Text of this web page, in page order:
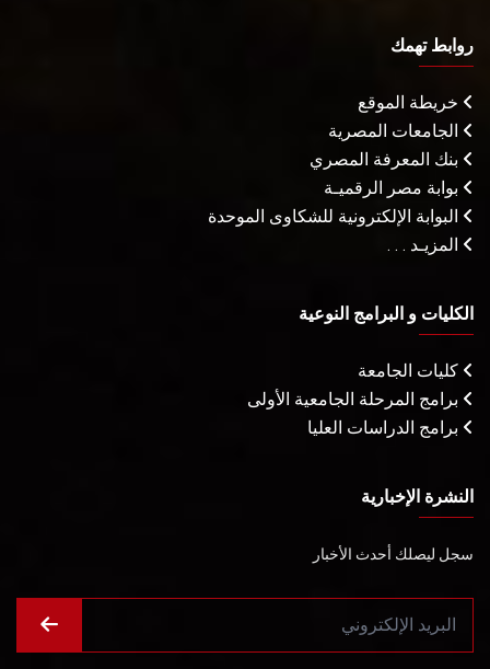
روابط تهمك
خريطة الموقع
الجامعات المصرية
بنك المعرفة المصري
بوابة مصر الرقميـة
البوابة الإلكترونية للشكاوى الموحدة
المزيـد . . .
الكليات و البرامج النوعية
كليات الجامعة
برامج المرحلة الجامعية الأولى
برامج الدراسات العليا
النشرة الإخبارية
سجل ليصلك أحدث الأخبار